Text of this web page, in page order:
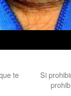
te
Si